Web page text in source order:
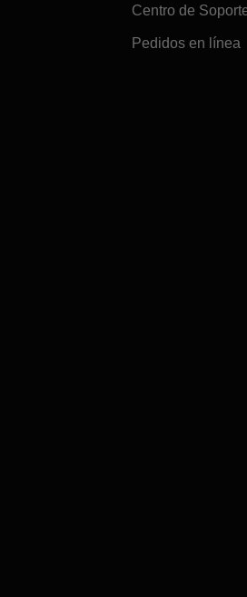
Centro de
Pedidos en línea